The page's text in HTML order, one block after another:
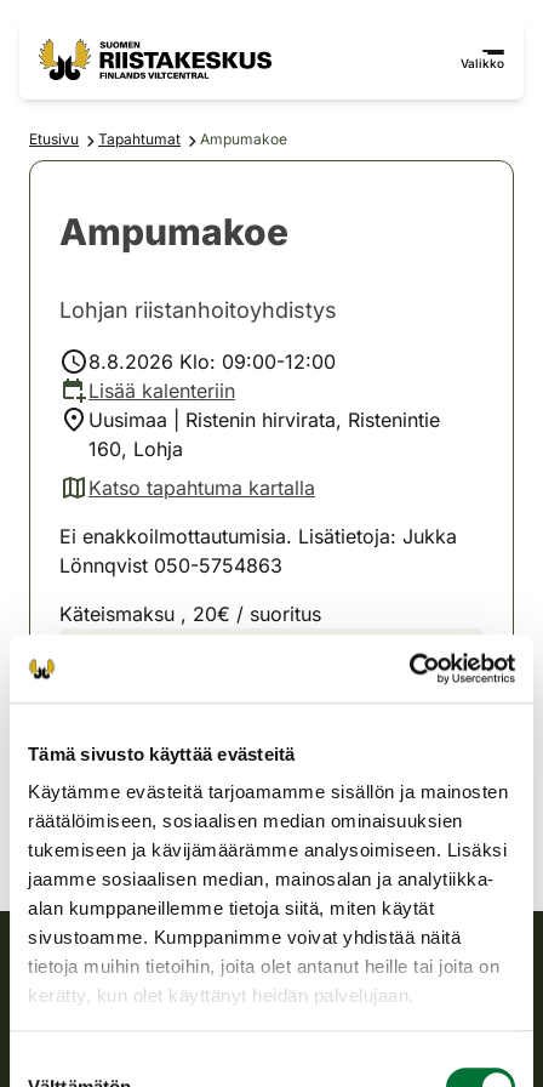
Tämä sivusto käyttää evästeitä
Käytämme evästeitä tarjoamamme sisällön ja mainosten
räätälöimiseen, sosiaalisen median ominaisuuksien
tukemiseen ja kävijämäärämme analysoimiseen. Lisäksi
jaamme sosiaalisen median, mainosalan ja analytiikka-
alan kumppaneillemme tietoja siitä, miten käytät
sivustoamme. Kumppanimme voivat yhdistää näitä
tietoja muihin tietoihin, joita olet antanut heille tai joita on
kerätty, kun olet käyttänyt heidän palvelujaan.
Valikko
Etusivu Tapahtumat Ampumakoe
Ampumakoe
Lohjan riistanhoitoyhdistys
8.8.2026 Klo: 09:00-12:00
Lisää kalenteriin
Uusimaa | Ristenin hirvirata, Ristenintie
160, Lohja
Katso tapahtuma kartalla
(avautuu uuteen välilehteen)
Ei enakkoilmottautumisia. Lisätietoja: Jukka
Lönnqvist 050-5754863
Käteismaksu , 20€ / suoritus
Uusimaa
lohja@rhy.riista.fi
Suomen riistakeskus
riistanhoitoyhdistysten toimintaa ja huolehtii riistapolitiikan